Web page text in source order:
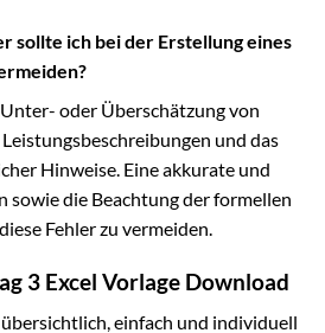
sollte ich bei der Erstellung eines
oder Überschätzung von
und das
Hinweise. Eine akkurate und
sowie die Beachtung der formellen
Fehler zu vermeiden.
3 Excel Vorlage Download
einfach und individuell